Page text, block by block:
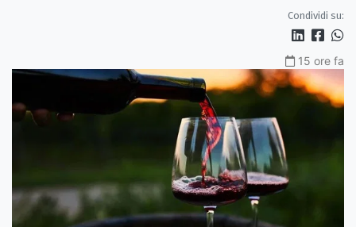
Condividi su:
15 ore fa